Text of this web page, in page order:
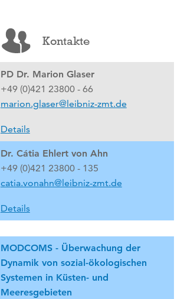
Kontakte
PD Dr. Marion Glaser
+49 (0)421 23800 - 66
marion.glaser@leibniz-zmt.de
Details
Dr. Cátia Ehlert von Ahn
+49 (0)421 23800 - 135
catia.vonahn@leibniz-zmt.de
Details
MODCOMS - Überwachung der
Dynamik von sozial-ökologischen
Systemen in Küsten- und
Meeresgebieten